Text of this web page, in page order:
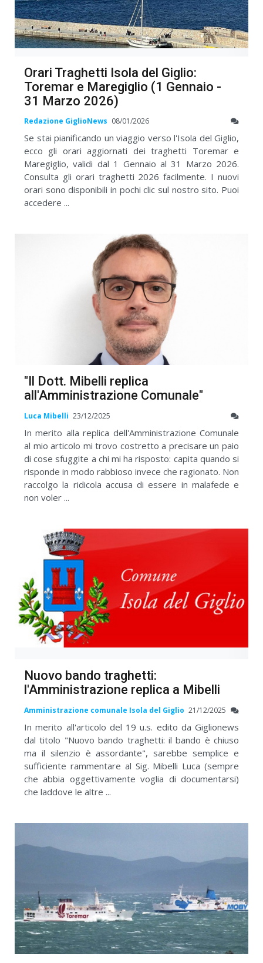
Orari Traghetti Isola del Giglio:
Toremar e Maregiglio (1 Gennaio -
31 Marzo 2026)
Redazione GiglioNews 08/01/2026
Se stai pianificando un viaggio verso l'Isola del Giglio,
ecco gli orari aggiornati dei traghetti Toremar e
Maregiglio, validi dal 1 Gennaio al 31 Marzo 2026.
Consulta gli orari traghetti 2026 facilmente. I nuovi
orari sono disponibili in pochi clic sul nostro sito. Puoi
accedere ...
"Il Dott. Mibelli replica
all'Amministrazione Comunale"
Luca Mibelli 23/12/2025
In merito alla replica dell'Amministrazione Comunale
al mio articolo mi trovo costretto a precisare un paio
di cose sfuggite a chi mi ha risposto: capita quando si
risponde in modo rabbioso invece che ragionato. Non
raccolgo la ridicola accusa di essere in malafede e
non voler ...
Nuovo bando traghetti:
l'Amministrazione replica a Mibelli
Amministrazione comunale Isola del Giglio 21/12/2025
In merito all'articolo del 19 u.s. edito da Giglionews
dal titolo "Nuovo bando traghetti: il bando è chiuso
ma il silenzio è assordante", sarebbe semplice e
sufficiente rammentare al Sig. Mibelli Luca (sempre
che abbia oggettivamente voglia di documentarsi)
che laddove le altre ...